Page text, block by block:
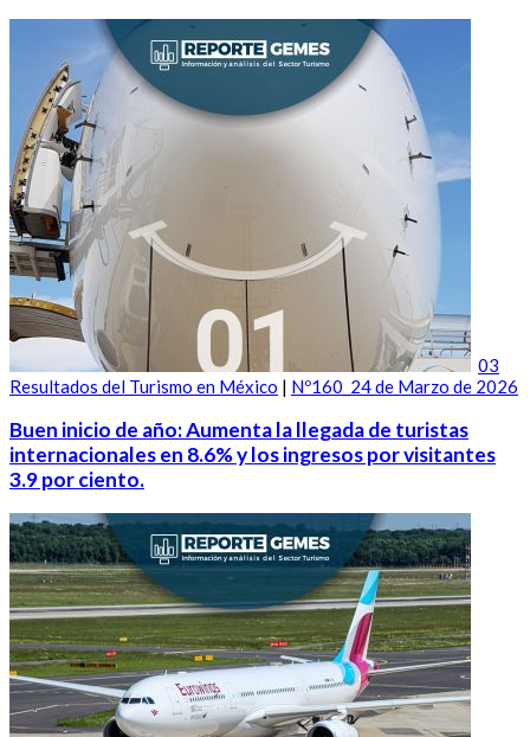
03
Resultados del Turismo en México | Nº160_24 de Marzo de 2026
Buen inicio de año: Aumenta la llegada de turistas
internacionales en 8.6% y los ingresos por visitantes
3.9 por ciento.